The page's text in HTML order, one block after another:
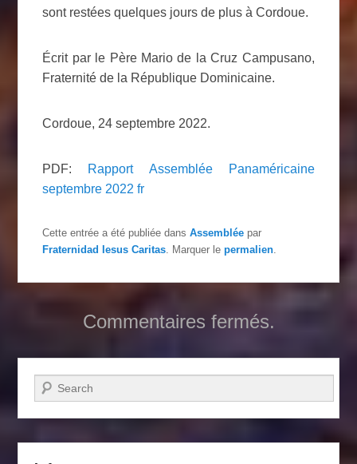
sont restées quelques jours de plus à Cordoue.
Écrit par le Père Mario de la Cruz Campusano,
Fraternité de la République Dominicaine.
Cordoue, 24 septembre 2022.
PDF: Rapport Assemblée Panaméricaine
septembre 2022 fr
Cette entrée a été publiée dansAssemblée par
Fraternidad Iesus Caritas . Marquer lepermalien
Commentaires fermés.
Recherche